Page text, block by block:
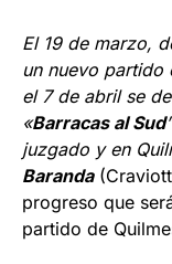
El 19 de marzo,
un nuevo par­tido
el 7 de abril se
«Barracas al Sud
juz­gado y en
Baranda
progreso que
partido de